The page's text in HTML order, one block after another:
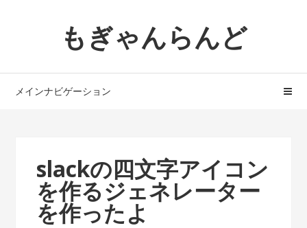
ョ
へ
もぎゃんらんど
メインナビゲーション
slackの四文字アイコン
を作るジェネレーター
を作ったよ